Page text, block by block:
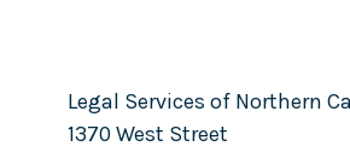
Legal Services of Northern
1370 West Street